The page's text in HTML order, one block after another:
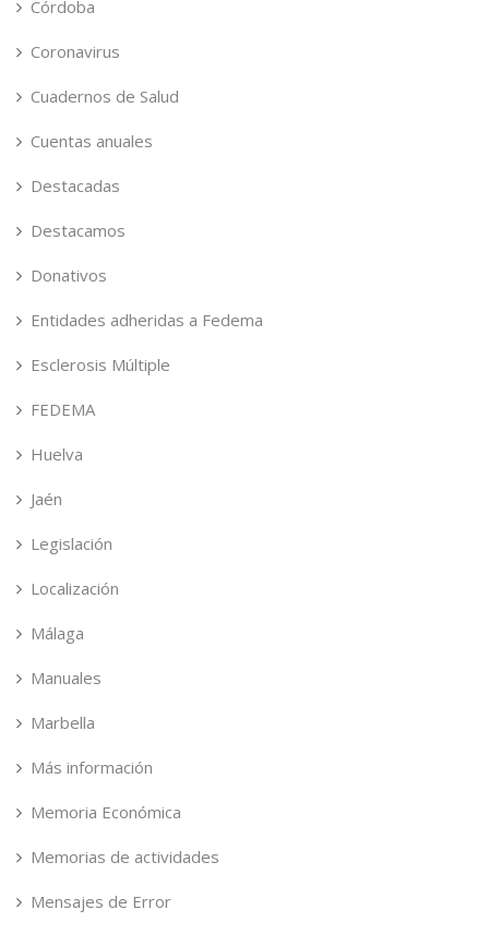
Córdoba
Coronavirus
Cuadernos de Salud
Cuentas anuales
Destacadas
Destacamos
Donativos
Entidades adheridas a Fedema
Esclerosis Múltiple
FEDEMA
Huelva
Jaén
Legislación
Localización
Málaga
Manuales
Marbella
Más información
Memoria Económica
Memorias de actividades
Mensajes de Error